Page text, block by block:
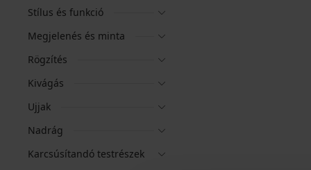
Stílus és funkció
Megjelenés és minta
Rögzítés
Kivágás
Ujjak
Nadrág
Karcsúsítandó testrészek